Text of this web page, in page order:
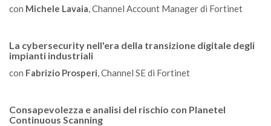
con Michele Lavaia, Channel Account Manager di Fortinet
La cybersecurity nell'era della transizione digitale degli
impianti industriali
con Fabrizio Prosperi, Channel SE di Fortinet
Consapevolezza e analisi del rischio con Planetel
Continuous Scanning